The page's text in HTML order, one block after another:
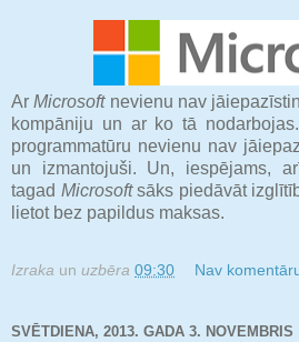
ArMicrosoftnevienu nav
kompāniju un ar ko tā
programmatūru nevienu nav
un izmantojuši. Un, iespējams,
tagad Microsoftsāks piedāvāt
lietot bez papildus maksas.
Izraka un uzbēra 09:30 Nav
SVĒTDIENA, 2013. GADA 3. NOVEMBRIS